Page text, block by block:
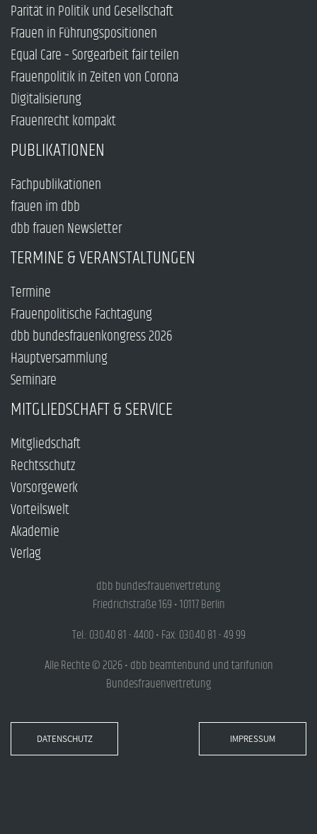
Parität in Politik und Gesellschaft
Frauen in Führungspositionen
Equal Care – Sorgearbeit fair teilen
Frauenpolitik in Zeiten von Corona
Digitalisierung
Frauenrecht kompakt
PUBLIKATIONEN
Fachpublikationen
frauen im dbb
dbb frauen Newsletter
TERMINE & VERANSTALTUNGEN
Termine
Frauenpolitische Fachtagung
dbb bundesfrauenkongress 2026
Hauptversammlung
Seminare
MITGLIEDSCHAFT & SERVICE
Mitgliedschaft
Rechtsschutz
Vorsorgewerk
Vorteilswelt
Akademie
Verlag
dbb bundesfrauenvertretung
Friedrichstraße 169 • 10117 Berlin
Tel.: 030.40 81 - 4400 • Fax: 030.40 81 - 49 99
Alle Rechte © 2026 • dbb beamtenbund und tarifunion
Bundesfrauenvertretung
DATENSCHUTZ IMPRESSUM